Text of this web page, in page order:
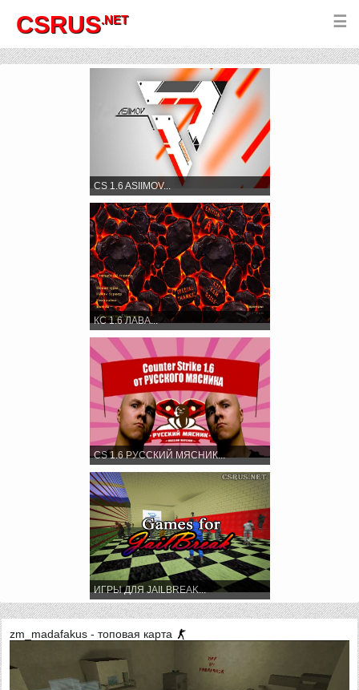
CSRUS.NET ☰
CS 1.6 ASIIMOV...
КС 1.6 ЛАВА...
CS 1.6 РУССКИЙ МЯСНИК...
ИГРЫ ДЛЯ JAILBREAK...
zm_madafakus - топовая карта